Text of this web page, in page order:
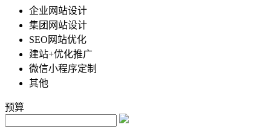
企业网站设计
集团网站设计
SEO网站优化
建站+优化推广
微信小程序定制
其他
预算